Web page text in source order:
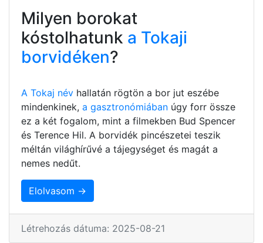
Milyen borokat
kóstolhatunk a Tokaji
borvidéken?
A Tokaj név hallatán rögtön a bor jut eszébe
mindenkinek, a gasztronómiában úgy forr össze
ez a két fogalom, mint a filmekben Bud Spencer
és Terence Hil. A borvidék pincészetei teszik
méltán világhírűvé a tájegységet és magát a
nemes nedűt.
Elolvasom →
Létrehozás dátuma: 2025-08-21